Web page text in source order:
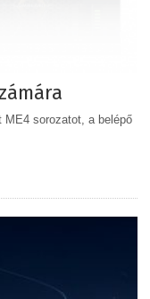
ME4 sorozatot, a belépő